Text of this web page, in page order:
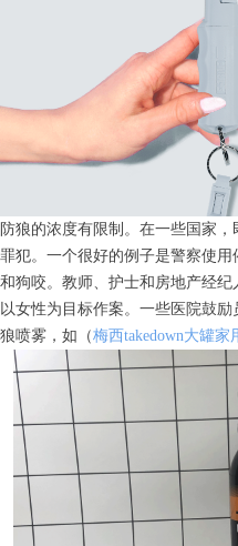
狼的浓度有限制。在一些国家
。一个很好的例子是警察使用
狗咬。教师、护士和房地产经
性为目标作案。一些医院鼓
喷雾，如（梅西takedown大罐家